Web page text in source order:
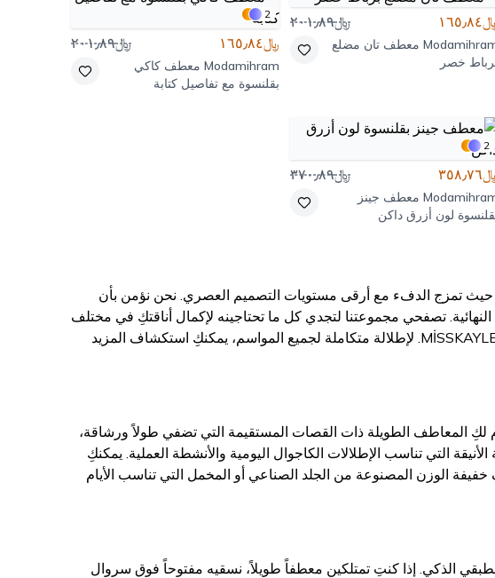
﷼٢٠١٫٨٩
معطف تان مضلع
خصر
2
﷼١٦٥٫٨٤ ﷼٢٠١٫٨٩
Modamihram معطف كاكي
بقلنسوة مع تفاصيل كتابة
2
﷼٣٧٠٫٨٩
معطف جينز
لون أزرق داكن
حيث تمزج الدفء مع أرقى مستويات التصميم العصري. نحن نؤمن بأن
تصفحي مجموعتنا لتجدي كل ما تحتاجينه لإكمال أناقتكِ في مختلف
الأجواء والمناسبات، مع ضمان الجودة الفائقة والقصات المتقنة التي تشتهر بها MİSSKAYLE. لإطلالة متكاملة لجميع المواسم، يمكنكِ استكشاف المزيد
لكِ المعاطف الطويلة ذات القصات المستقيمة التي تضفي طولاً ورشاقة،
التي تناسب الإطلالات الكاجوال اليومية والأنشطة العملية. يمكنكِ
الوزن المصنوعة من الجلد الصناعي أو المخمل التي تناسب الأيام
الذكي. إذا كنتِ تمتلكين معطفاً طويلاً، نسقيه مفتوحاً فوق سروال